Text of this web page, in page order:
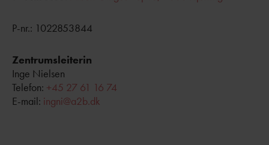
P-nr.: 1022853844
Zentrumsleiterin
Inge Nielsen
Telefon: +45 27 61 16 74
E-mail: ingni@a2b.dk